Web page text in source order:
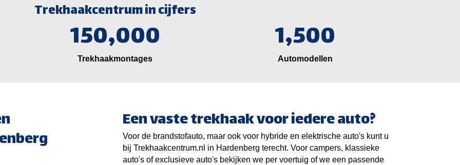
Trekhaakcentrum in cijfers
150,000
Trekhaakmontages
1,500
Automodellen
Een vaste trekhaak voor iedere auto?
Voor de brandstofauto, maar ook voor hybride en elektrische auto's kunt u
bij Trekhaakcentrum.nl in Hardenberg terecht. Voor campers, klassieke
auto's of exclusieve auto's bekijken we per voertuig of we een passende